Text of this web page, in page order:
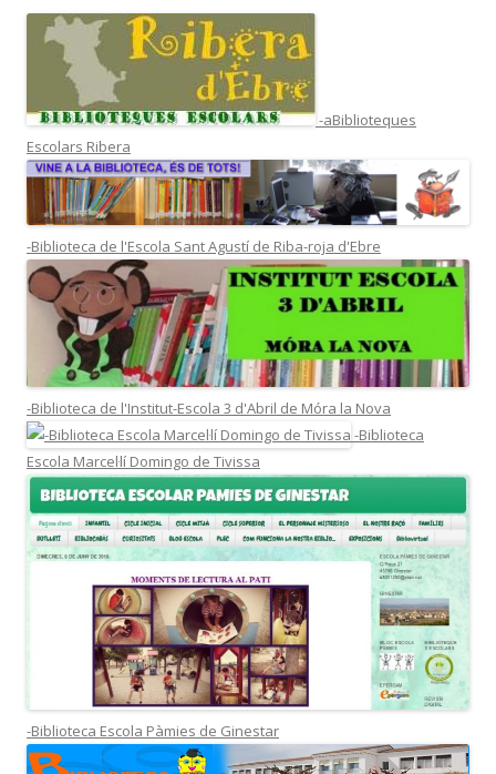
-aBiblioteques
Escolars Ribera
-Biblioteca de l'Escola Sant Agustí de Riba-roja d'Ebre
-Biblioteca de l'Institut-Escola 3 d'Abril de Móra la Nova
-Biblioteca
Escola Marcel·lí Domingo de Tivissa
-Biblioteca Escola Pàmies de Ginestar